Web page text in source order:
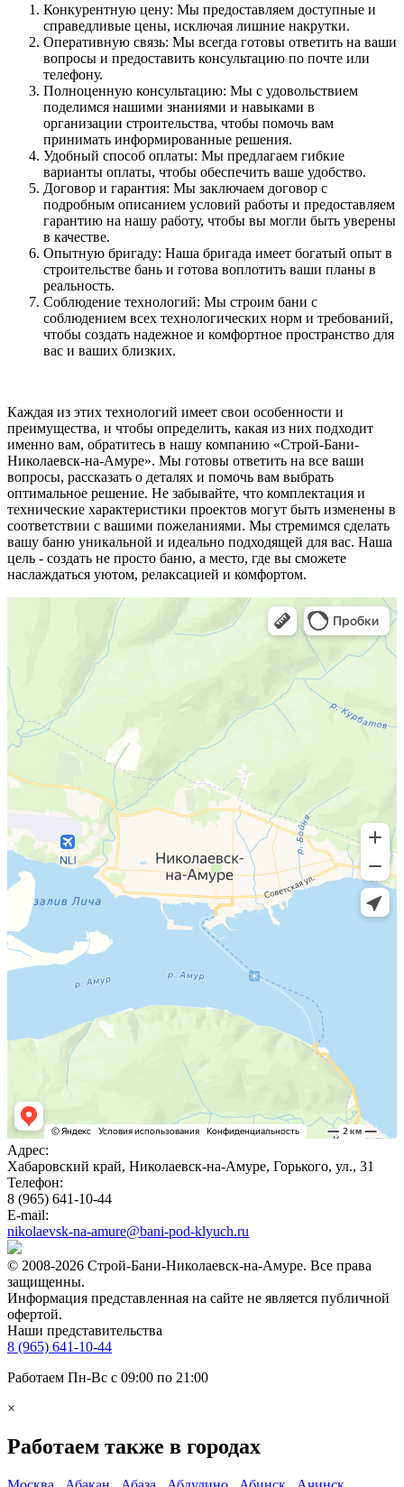
Конкурентную цену: Мы предоставляем доступные и
справедливые цены, исключая лишние накрутки.
Оперативную связь: Мы всегда готовы ответить на ваши
вопросы и предоставить консультацию по почте или
телефону.
Полноценную консультацию: Мы с удовольствием
поделимся нашими знаниями и навыками в
организации строительства, чтобы помочь вам
принимать информированные решения.
Удобный способ оплаты: Мы предлагаем гибкие
варианты оплаты, чтобы обеспечить ваше удобство.
Договор и гарантия: Мы заключаем договор с
подробным описанием условий работы и предоставляем
гарантию на нашу работу, чтобы вы могли быть уверены
в качестве.
Опытную бригаду: Наша бригада имеет богатый опыт в
строительстве бань и готова воплотить ваши планы в
реальность.
Соблюдение технологий: Мы строим бани с
соблюдением всех технологических норм и требований,
чтобы создать надежное и комфортное пространство для
вас и ваших близких.
Каждая из этих технологий имеет свои особенности и
преимущества, и чтобы определить, какая из них подходит
именно вам, обратитесь в нашу компанию «Строй-Бани-
Николаевск-на-Амуре». Мы готовы ответить на все ваши
вопросы, рассказать о деталях и помочь вам выбрать
оптимальное решение. Не забывайте, что комплектация и
технические характеристики проектов могут быть изменены в
соответствии с вашими пожеланиями. Мы стремимся сделать
вашу баню уникальной и идеально подходящей для вас. Наша
цель - создать не просто баню, а место, где вы сможете
наслаждаться уютом, релаксацией и комфортом.
Адрес:
Хабаровский край, Николаевск-на-Амуре, Горького, ул., 31
Телефон:
8 (965) 641-10-44
E-mail:
nikolaevsk-na-amure@bani-pod-klyuch.ru
© 2008-2026 Строй-Бани-Николаевск-на-Амуре. Все права
защищенны.
Информация представленная на сайте не является публичной
офертой.
Наши представительства
8 (965) 641-10-44
Работаем Пн-Вс с 09:00 по 21:00
×
Работаем также в городах